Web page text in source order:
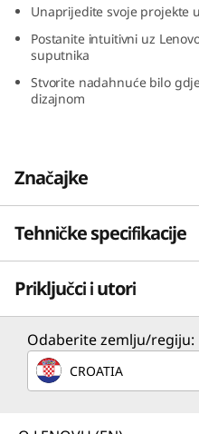
Unaprijedite svoje projekte
Postanite intuitivni uz
suputnika
Stvorite nadahnuće bilo
dizajnom
Značajke
Uz ogromnu snagu…
procesorima AMD
Tehničke specifikacije
PERFORMANSE
Procesor
AMD Ryzen™ 7 8845HS
Do Windows 11 Pro
Priključci i utori
Odaberite zemlju/regiju:
CROATIA